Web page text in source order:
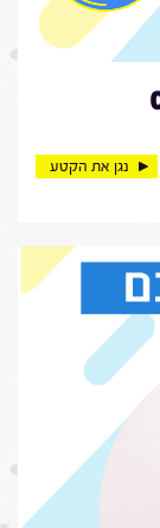
נגן את הקטע